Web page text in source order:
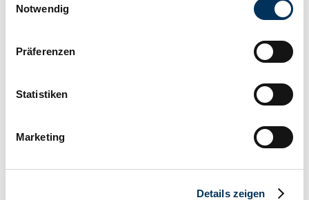
Trigger Symbol ändern oder widerrufen
Informationen über Ihre geografische Lage
können
bestimmten Merkmalen (Fingerprinting) identifizieren
Erfahren Sie mehr darüber, wie Ihre persönlichen Daten
Notwendig
Präferenzen
Statistiken
Marketing
Details zeigen
Body style
Convertible (Tourer)
Power (kW/hp)